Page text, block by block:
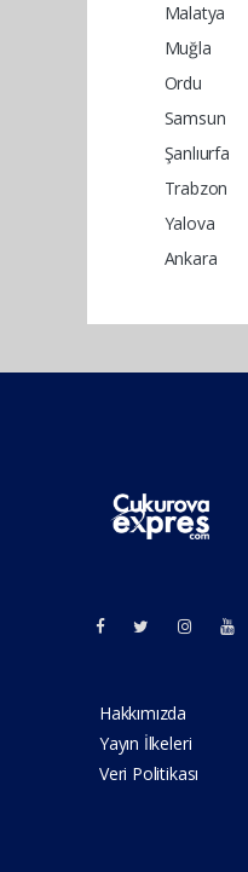
Malatya
Muğla
Ordu
Samsun
Şanlıurfa
Trabzon
Yalova
Ankara
Hakkımızda
Yayın İlkeleri
Veri Politikası